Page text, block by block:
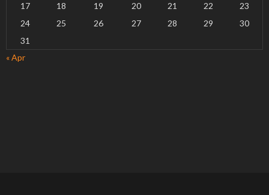
17
18 19 20 21 22
23
24
25 26 27 28 29
30
31
« Apr